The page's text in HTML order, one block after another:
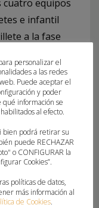
cuatro equipos
e infantil
a la fase
plazas para
el partido por
personalizar el
a las redes
Puede aceptar el
y poder
información se
al efecto.
bien podrá retirar su
puede RECHAZAR
o CONFIGURAR la
Cookies”.
políticas de datos,
más información al
de Cookies.